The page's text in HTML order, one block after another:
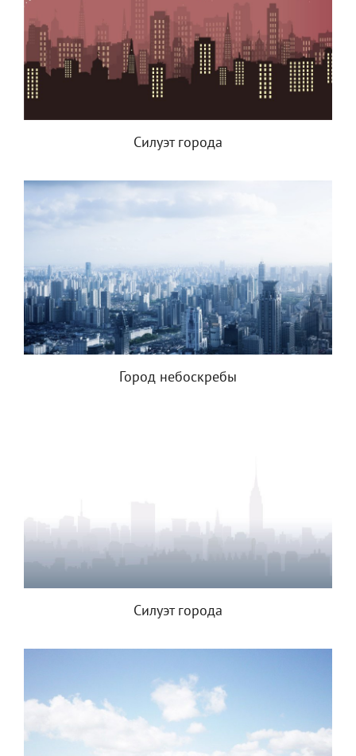
Силуэт города
Город небоскребы
Силуэт города